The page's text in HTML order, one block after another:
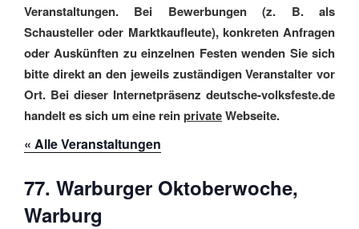
Veranstaltungen. Bei Bewerbungen (z. B. als
Schausteller oder Marktkaufleute), konkreten Anfragen
oder Auskünften zu einzelnen Festen wenden Sie sich
bitte direkt an den jeweils zuständigen Veranstalter vor
Ort. Bei dieser Internetpräsenz deutsche-volksfeste.de
handelt es sich um eine reinprivateWebseite.
« Alle Veranstaltungen
77. Warburger Oktoberwoche,
Warburg